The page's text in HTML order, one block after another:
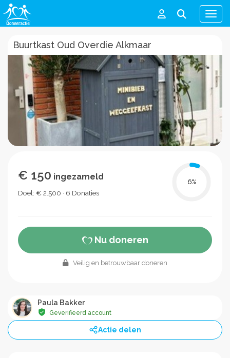
Menu
Buurtkast Oud Overdie Alkmaar
€ 150 ingezameld
Doel: € 2.500 · 6 Donaties
6%
Nu doneren
Veilig en betrouwbaar doneren
Paula Bakker
Geverifieerd account
Actie delen